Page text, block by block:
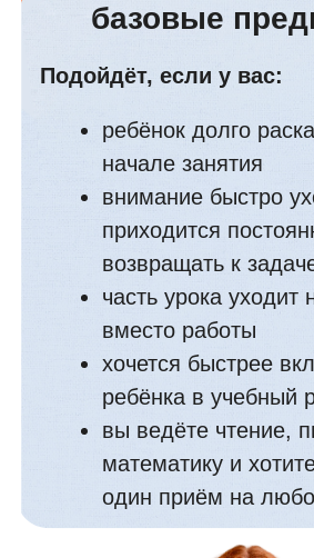
всех и начать занятие без хаоса
хочется иметь простой ритуал
раз
внимательнее и спокойнее в
1–1,5 минутыразминки
быстро собираем класс, включаем
Старт урока
1